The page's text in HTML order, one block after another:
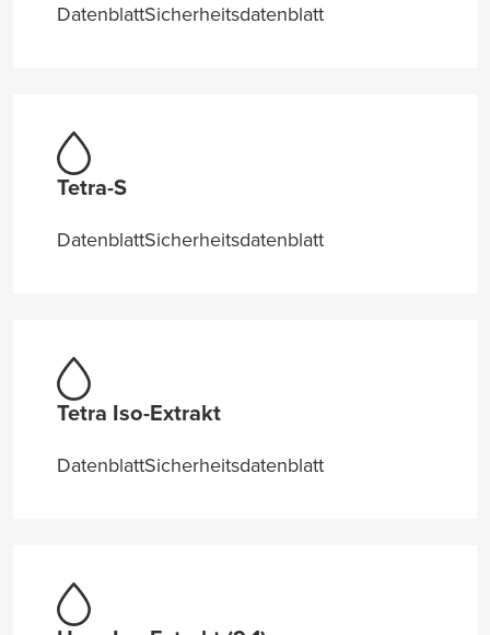
DatenblattSicherheitsdatenblatt
Tetra-S
DatenblattSicherheitsdatenblatt
Tetra Iso-Extrakt
DatenblattSicherheitsdatenblatt